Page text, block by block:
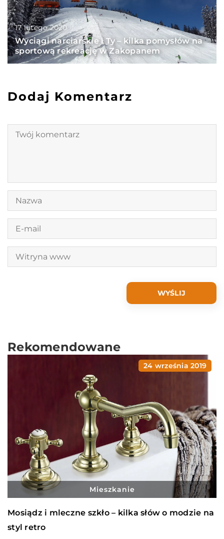
17 lutego 2020
Wyciągi narciarskie i Ty – kilka pomysłów na
sportową rekreację w Zakopanem
Dodaj Komentarz
Rekomendowane
24 września 2019
Mieszkanie
Mosiądz i mleczne szkło – kilka słów o modzie na
styl retro